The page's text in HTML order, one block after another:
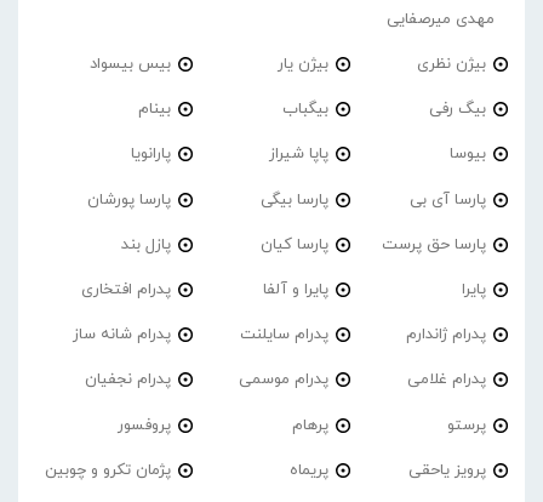
مهدی میرصفایی
بیژن نظری بیژن یار بیس بیسواد
بیگ رفی بیگباب بینام
بیوسا پاپا شیراز پارانویا
پارسا آی بی پارسا بیگی پارسا پورشان
پارسا حق پرست پارسا کیان پازل بند
پایرا پایرا و آلفا پدرام افتخاری
پدرام ژاندارم پدرام‌ سایلنت پدرام شانه ساز
پدرام غلامی پدرام موسمی پدرام نجفیان
پرستو پرهام پروفسور
پرویز یاحقی پریماه پژمان تکرو و چوبین